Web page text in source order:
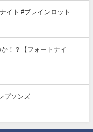
イト #ブレインロット
！？【フォートナイ
プソンズ